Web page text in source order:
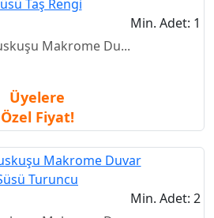
Min. Adet: 1
Makrome Du...
Üyelere
Özel Fiyat!
Min. Adet: 2